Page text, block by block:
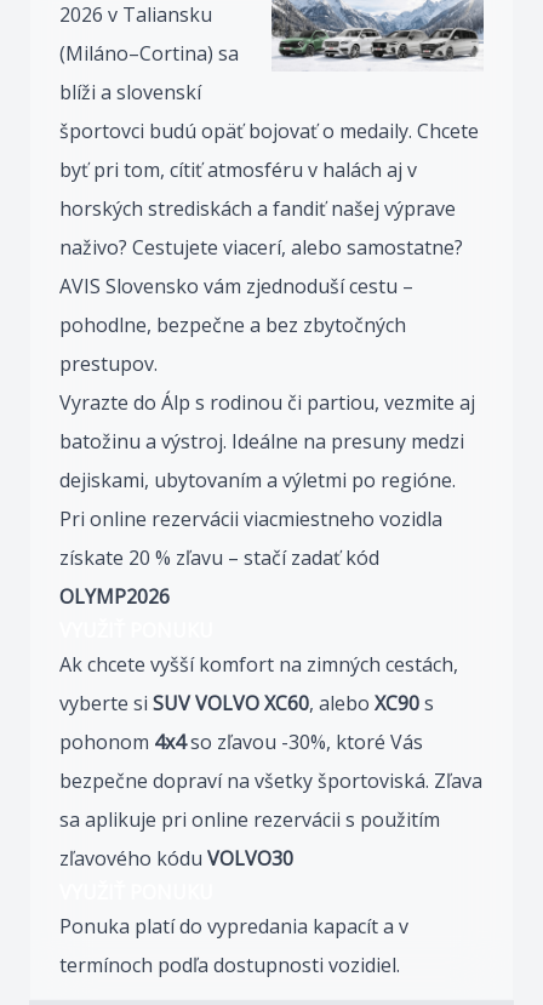
2026 v Taliansku
(Miláno–Cortina) sa
blíži a slovenskí
športovci budú opäť bojovať o medaily. Chcete
byť pri tom, cítiť atmosféru v halách aj v
horských strediskách a fandiť našej výprave
naživo? Cestujete viacerí, alebo samostatne?
AVIS Slovensko vám zjednoduší cestu –
pohodlne, bezpečne a bez zbytočných
prestupov.
Vyrazte do Álp s rodinou či partiou, vezmite aj
batožinu a výstroj. Ideálne na presuny medzi
dejiskami, ubytovaním a výletmi po regióne.
Pri online rezervácii viacmiestneho vozidla
získate 20 % zľavu – stačí zadať kód
OLYMP2026
Ak chcete vyšší komfort na zimných cestách,
vyberte si SUV VOLVO XC60, alebo XC90s
pohonom 4x4so zľavou -30%, ktoré Vás
bezpečne dopraví na všetky športoviská. Zľava
sa aplikuje pri online rezervácii s použitím
zľavového kódu VOLVO30
Ponuka platí do vypredania kapacít a v
termínoch podľa dostupnosti vozidiel.